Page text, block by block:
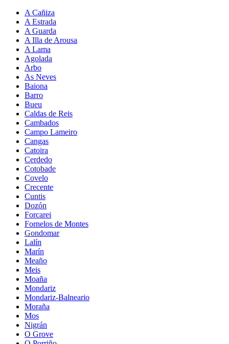
A Cañiza
A Estrada
A Guarda
A Illa de Arousa
A Lama
Agolada
Arbo
As Neves
Baiona
Barro
Bueu
Caldas de Reis
Cambados
Campo Lameiro
Cangas
Catoira
Cerdedo
Cotobade
Covelo
Crecente
Cuntis
Dozón
Forcarei
Fornelos de Montes
Gondomar
Lalín
Marín
Meaño
Meis
Moaña
Mondariz
Mondariz-Balneario
Moraña
Mos
Nigrán
O Grove